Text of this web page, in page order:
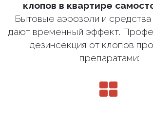
клопов в квартире
Бытовые аэрозоли и средства
дают временный эффект.
дезинсекция от клопов
препаратами: